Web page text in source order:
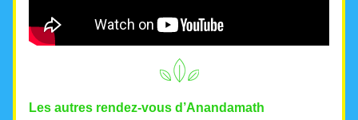
Les autres rendez-vous d’Anandamath